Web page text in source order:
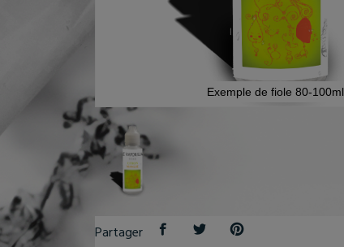
Exemple de fiole 80-100ml
Partager